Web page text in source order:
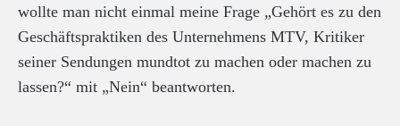
wollte man nicht einmal meine Frage „Gehört es zu den
Geschäftspraktiken des Unternehmens MTV, Kritiker
seiner Sendungen mundtot zu machen oder machen zu
lassen?“ mit „Nein“ beantworten.